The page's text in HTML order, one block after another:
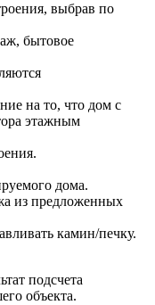
выбрав по
бытовое
на то, что дом с
этажным
дома.
из предложенных
камин/печку.
подсчета
объекта.